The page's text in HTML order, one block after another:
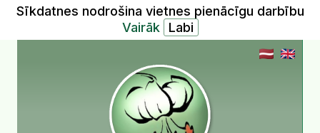
Sīkdatnes nodrošina vietnes pienācīgu darbību
Vairāk